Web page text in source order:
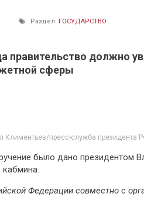
Раздел: ГОСУДАРСТВО
правительство должно
сферы
Климентьев/пресс-служба президента
было дано президентом
Федерации совместно с